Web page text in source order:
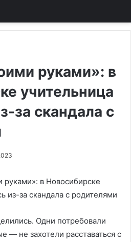
руками»: в
учительница
за скандала с
Одни потребовали
— не захотели расставаться с